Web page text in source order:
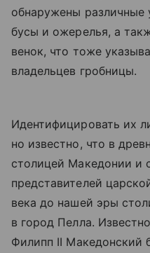
обнаружены различные
бусы и ожерелья, а
венок, что тоже
владельцев гробницы.
Идентифицировать их
но известно, что в
столицей Македонии и
представителей
века до нашей эры
в город Пелла.
Филипп II Македонский